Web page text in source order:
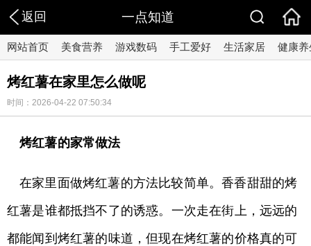
返回 一点知道
网站首页 美食营养 游戏数码 手工爱好 生活家居 健康养
烤红薯在家里怎么做呢
时间：2026-04-22 07:50:34
烤红薯的家常做法
在家里面做烤红薯的方法比较简单。香香甜甜的烤
红薯是谁都抵挡不了的诱惑。一次走在街上，远远的
都能闻到烤红薯的味道，但现在烤红薯的价格真的可